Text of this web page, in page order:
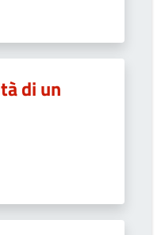
di un